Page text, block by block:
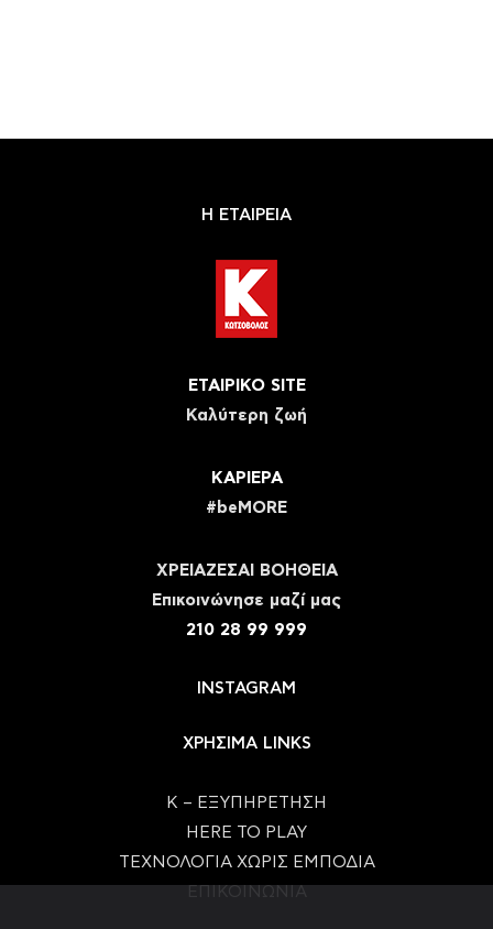
Η ΕΤΑΙΡΕΙΑ
ΕΤΑΙΡΙΚΟ SITE
Καλύτερη ζωή
ΚΑΡΙΕΡΑ
#beMORE
ΧΡΕΙΑΖΕΣΑΙ ΒΟΗΘΕΙΑ
Eπικοινώνησε μαζί μας
210 28 99 999
INSTAGRAM
ΧΡΗΣΙΜΑ LINKS
Κ – ΕΞΥΠΗΡΕΤΗΣΗ
HERE TO PLAY
ΤΕΧΝΟΛΟΓΙΑ ΧΩΡΙΣ ΕΜΠΟΔΙΑ